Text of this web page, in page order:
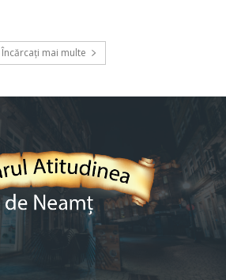
Încărcați mai multe